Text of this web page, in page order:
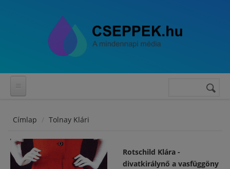
Keresés
Címlap Tolnay Klári
Rotschild Klára -
divatkirálynő a vasfüggöny